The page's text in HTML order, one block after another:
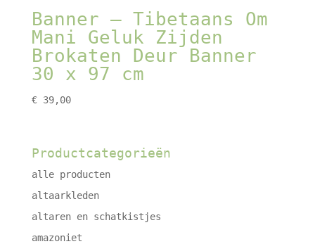
Banner – Tibetaans Om
Mani Geluk Zijden
Brokaten Deur Banner
30 x 97 cm
€39,00
Productcategorieën
alle producten
altaarkleden
altaren en schatkistjes
amazoniet